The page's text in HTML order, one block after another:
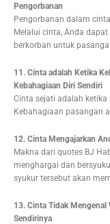
Pengorbanan
Pengorbanan dalam
Melalui cinta, Anda
berkorban untuk
11. Cinta adalah Ketika
Kebahagiaan Diri Sendiri
Cinta sejati adalah
Kebahagiaan pasangan
12. Cinta Mengajarkan
Makna dari quotes BJ
menghargai dan
syukur tersebut akan
13. Cinta Tidak Mengenal
Sendirinya